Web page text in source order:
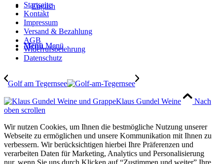
Menü Menü
Startseite
Kontakt
Impressum
Versand & Bezahlung
AGB
Widerrufsbelehrung
Datenschutz
Golf am Tegernsee
Klaus Gundel Weine
Nach
oben scrollen
Wir nutzen Cookies, um Ihnen die bestmögliche Nutzung unserer
Webseite zu ermöglichen und unsere Kommunikation mit Ihnen zu
verbessern. Wir berücksichtigen hierbei Ihre Präferenzen und
verarbeiten Daten für Marketing, Analytics und Personalisierung